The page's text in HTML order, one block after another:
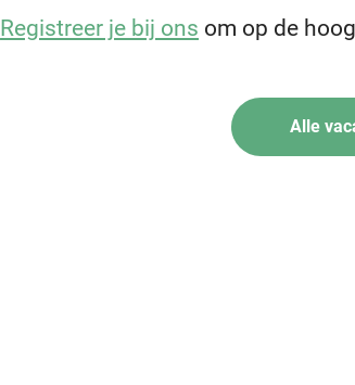
Registreer je bij ons om op de
Alle